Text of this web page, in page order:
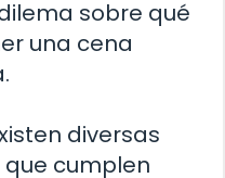
sobre qué
una cena
diversas
cumplen